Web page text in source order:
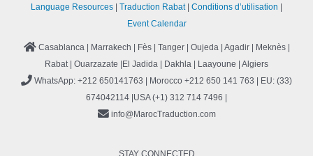
Language Resources
Traduction Rabat
Conditions d’utilisation
Event Calendar
Casablanca | Marrakech | Fès | Tanger | Oujeda | Agadir | Meknès |
Rabat | Ouarzazate |El Jadida | Dakhla | Laayoune | Algiers
WhatsApp: +212 650141763 | Morocco +212 650 141 763 | EU: (33)
674042114 |USA (+1) 312 714 7496 |
info@MarocTraduction.com
STAY CONNECTED